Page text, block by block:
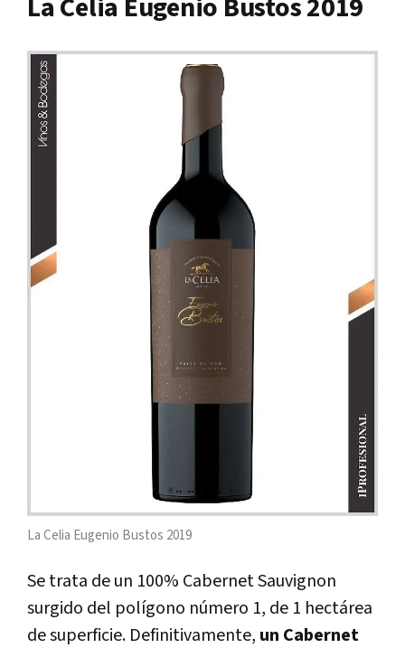
La Celia Eugenio Bustos 2019
La Celia Eugenio Bustos 2019
Se trata de un 100% Cabernet Sauvignon
surgido del polígono número 1, de 1 hectárea
de superficie. Definitivamente, un Cabernet